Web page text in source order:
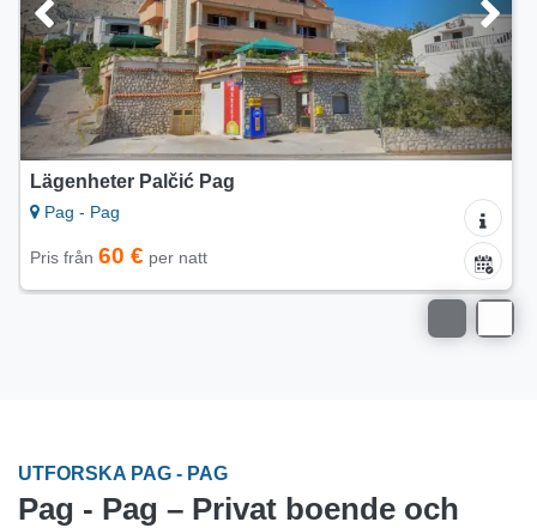
Lägenheter Villa Ana
Pag - Pag
Pris från120 €per natt
UTFORSKA PAG - PAG
Pag - Pag – Privat boende och